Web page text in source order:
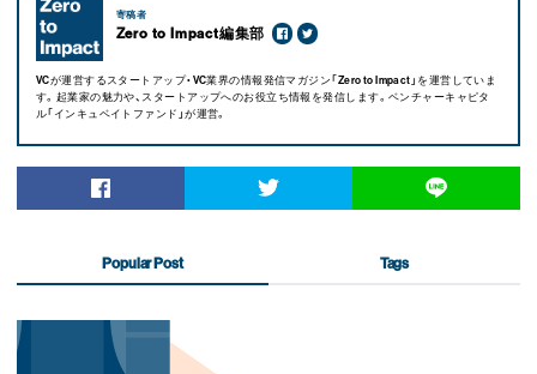
寄稿者
Zero to Impact編集部
VCが運営するスタートアップ・VC業界の情報発信マガジン「Zero to Impact」を運営していま
す。起業家の魅力や、スタートアップへのお役立ち情報を発信します。ベンチャーキャピタ
ル「インキュベイトファンド」が運営。
Popular Post Tags